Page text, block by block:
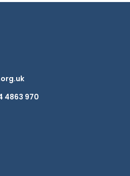
4863 970